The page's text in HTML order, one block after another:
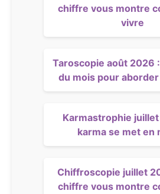
chiffre vous montre
vivre
Taroscopie août 2026
du mois pour
Karmastrophie
karma se met en
Chiffroscopie juillet
chiffre vous montre